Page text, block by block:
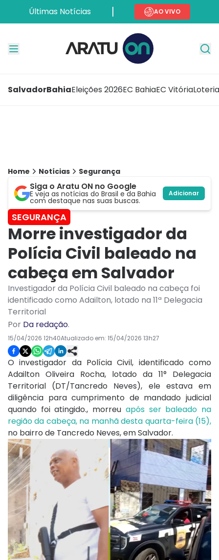
Últimas Notícias AO VIVO
SalvadorBahiaEleições 2026EC BahiaEC Vitória
Home Notícias Segurança
Siga o Aratu ON no Google
E veja as notícias do Brasil e da Bahia
com destaque nas suas buscas.
Adicionar
SEGURANÇA
Morre investigador da
Polícia Civil baleado na
cabeça em Salvador
Investigador da Polícia Civil baleado na cabeça foi
identificado como Adailton, lotado na 11ª Delegacia
Territorial
Por Da redação.
15/04/2026 12h40Atualizado em: 15/04/2026 13h27
O investigador da Polícia Civil, identificado como
Adailton Oliveira Rocha, lotado da 11° Delegacia
Territorial (DT/Tancredo Neves), ele estava em
diligência para cumprimento de mandado judicial
quando foi atingido., morreu após ser baleado na
região da cabeça, na manhã desta quarta-feira (15),
no bairro de Tancredo Neves, em Salvador.